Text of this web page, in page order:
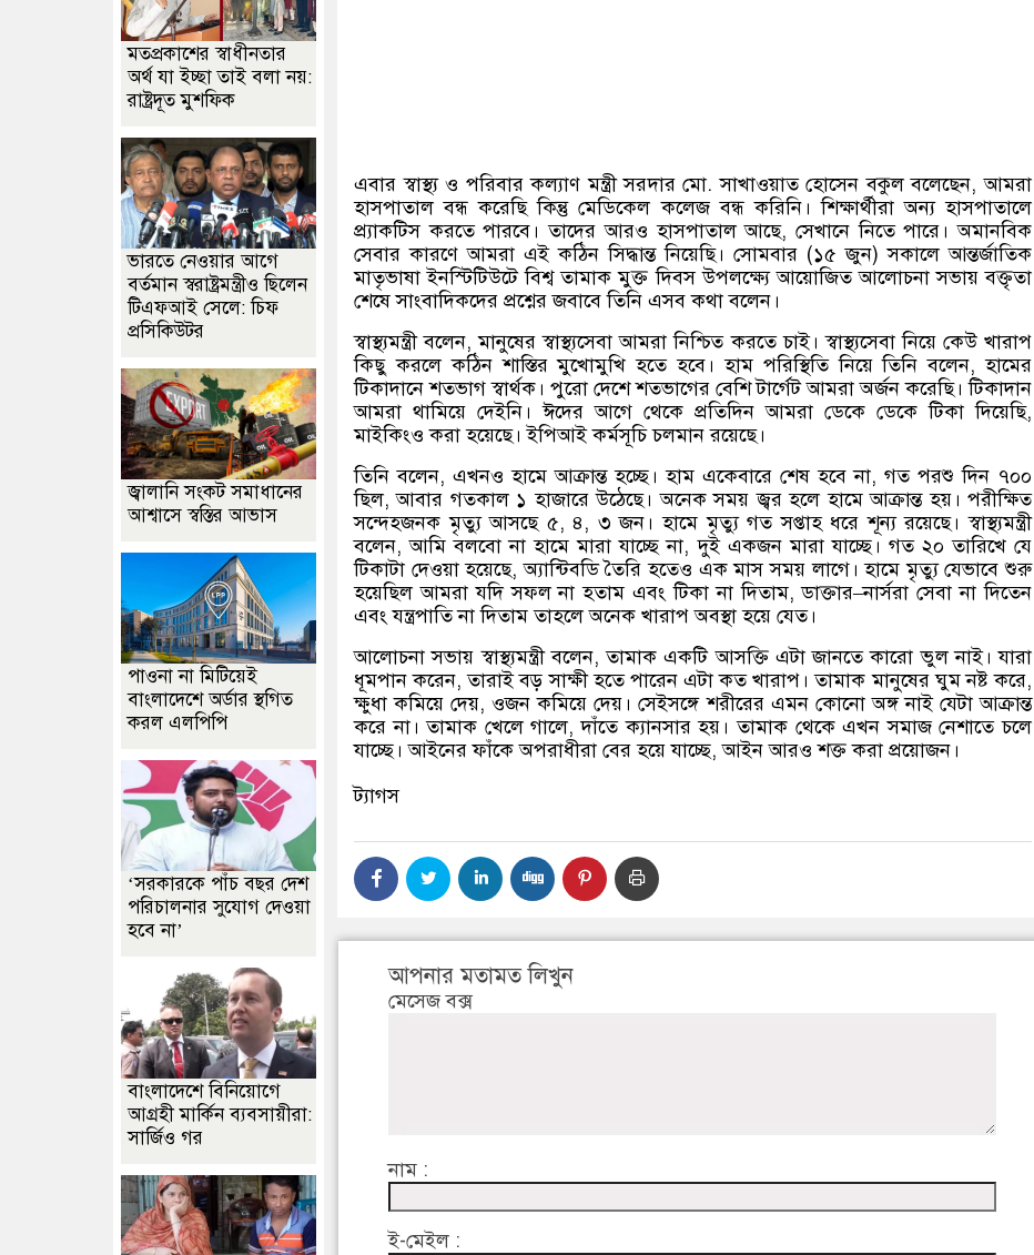
এবার স্বাস্থ্য ও পরিবার কল্যাণ মন্ত্রী সরদার মো.সাখাওয়াত হোসেন বকুল বলেছেন,আমরা
হাসপাতাল বন্ধ করেছি কিন্তু মেডিকেল কলেজ বন্ধ করিনি। শিক্ষার্থীরা অন্য হাসপাতালে
প্র্যাকটিস করতে পারবে। তাদের আরও হাসপাতাল আছে, সেখানে নিতে পারে। অমানবিক
সেবার কারণে আমরা এই কঠিন সিদ্ধান্ত নিয়েছি। সোমবার (১৫ জুন)সকালে আন্তর্জাতিক
মাতৃভাষা ইনস্টিটিউটে বিশ্ব তামাক মুক্ত দিবস উপলক্ষ্যে আয়োজিত আলোচনা সভায় বক্তৃতা
শেষে সাংবাদিকদের প্রশ্নের জবাবে তিনি এসব কথা বলেন।
স্বাস্থ্যমন্ত্রী বলেন,মানুষের স্বাস্থ্যসেবা আমরা নিশ্চিত করতে চাই। স্বাস্থ্যসেবা নিয়ে কেউ খারাপ
কিছু করলে কঠিন শাস্তির মুখোমুখি হতে হবে। হাম পরিস্থিতি নিয়ে তিনি বলেন,হামের
টিকাদানে শতভাগ স্বার্থক। পুরো দেশে শতভাগের বেশি টার্গেট আমরা অর্জন করেছি। টিকাদান
আমরা থামিয়ে দেইনি। ঈদের আগে থেকে প্রতিদিন আমরা ডেকে ডেকে টিকা দিয়েছি,
মাইকিংও করা হয়েছে। ইপিআই কর্মসূচি চলমান রয়েছে।
তিনি বলেন, এখনও হামে আক্রান্ত হচ্ছে। হাম একেবারে শেষ হবে না, গত পরশু দিন ৭০০
ছিল,আবার গতকাল ১ হাজারে উঠেছে। অনেক সময় জ্বর হলে হামে আক্রান্ত হয়। পরীক্ষিত
সন্দেহজনক মৃত্যু আসছে ৫,৪, ৩ জন। হামে মৃত্যু গত সপ্তাহ ধরে শূন্য রয়েছে। স্বাস্থ্যমন্ত্রী
বলেন,আমি বলবো না হামে মারা যাচ্ছে না,দুই একজন মারা যাচ্ছে। গত ২০ তারিখে যে
টিকাটা দেওয়া হয়েছে,অ্যান্টিবডি তৈরি হতেও এক মাস সময় লাগে। হামে মৃত্যু যেভাবে শুরু
হয়েছিল আমরা যদি সফল না হতাম এবং টিকা না দিতাম,ডাক্তার–নার্সরা সেবা না দিতেন
এবং যন্ত্রপাতি না দিতাম তাহলে অনেক খারাপ অবস্থা হয়ে যেত।
আলোচনা সভায় স্বাস্থ্যমন্ত্রী বলেন,তামাক একটি আসক্তি এটা জানতে কারো ভুল নাই। যারা
ধূমপান করেন,তারাই বড় সাক্ষী হতে পারেন এটা কত খারাপ। তামাক মানুষের ঘুম নষ্ট করে,
ক্ষুধা কমিয়ে দেয়,ওজন কমিয়ে দেয়। সেইসঙ্গে শরীরের এমন কোনো অঙ্গ নাই যেটা আক্রান্ত
করে না। তামাক খেলে গালে,দাঁতে ক্যানসার হয়। তামাক থেকে এখন সমাজ নেশাতে চলে
যাচ্ছে। আইনের ফাঁকে অপরাধীরা বের হয়ে যাচ্ছে,আইন আরও শক্ত করা প্রয়োজন।
ট্যাগস
আপনার মতামত লিখুন
মেসেজ বক্স
নাম :
ই-মেইল :
মতপ্রকাশের স্বাধীনতার
অর্থ যা ইচ্ছা তাই বলা নয়:
রাষ্ট্রদূত মুশফিক
ভারতে নেওয়ার আগে
বর্তমান স্বরাষ্ট্রমন্ত্রীও ছিলেন
টিএফআই সেলে: চিফ
প্রসিকিউটর
জ্বালানি সংকট সমাধানের
আশ্বাসে স্বস্তির আভাস
পাওনা না মিটিয়েই
বাংলাদেশে অর্ডার স্থগিত
করল এলপিপি
‘সরকারকে পাঁচ বছর দেশ
পরিচালনার সুযোগ দেওয়া
হবে না’
বাংলাদেশে বিনিয়োগে
আগ্রহী মার্কিন ব্যবসায়ীরা:
সার্জিও গর